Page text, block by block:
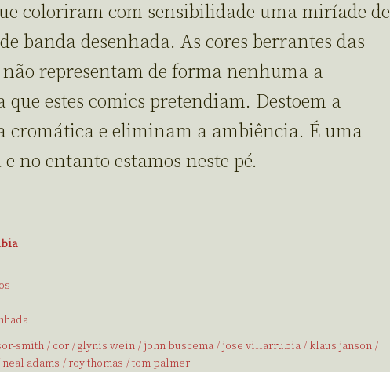
coloriram com sensibilidade uma miríade de
banda desenhada. As cores berrantes das
não representam de forma nenhuma a
que estes comics pretendiam. Destoem a
cromática e eliminam a ambiência. É uma
no entanto estamos neste pé.
smith
cor glynis wein john buscema jose villarrubia
klaus janson
neal adams roy thomas tom palmer